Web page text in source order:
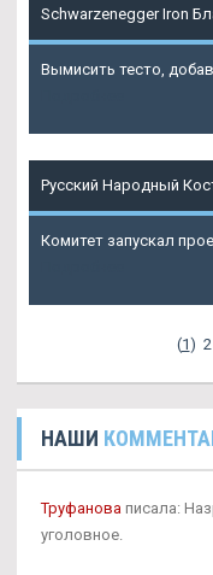
Schwarzenegger Iron
Вымисить тесто,
Русский Народный
Комитет запускал
(1) 2
НАШИ
Труфанова писала:
уголовное.